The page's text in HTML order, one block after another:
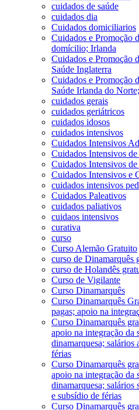
cuidados de saúde
cuidados dia
Cuidados domiciliarios
Cuidados e Promoção
domícilio; Irlanda
Cuidados e Promoção
Saúde Inglaterra
Cuidados e Promoção
Saúde Irlanda do
cuidados gerais
cuidados geriátricos
cuidados idosos
cuidados intensivos
Cuidados Intensivos
Cuidados Intensivos
Cuidados Intensivos de
Cuidados Intensivos e
cuidados intensivos
Cuidados Paleativos
cuidados paliativos
cuidaos intensivos
curativa
curso
Curso Alemão Gratuito
curso de Dinamarquês
curso de Holandês
Curso de Vigilante
Curso Dinamarquês
Curso Dinamarquês
pagas; apoio na
Curso Dinamarquês
apoio na integração da
dinamarquesa; salários
férias
Curso Dinamarquês
apoio na integração da
dinamarquesa; salários
e subsídio de férias
Curso Dinamarquês